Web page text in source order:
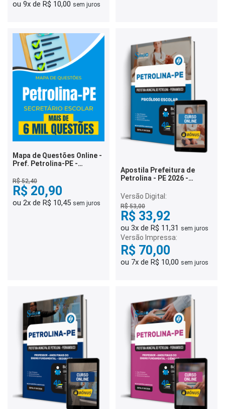
ou 9x de R$ 10,00 sem juros
Mapa de Questões Online -
Pref. Petrolina-PE -
Questões
R$ 52,40
R$ 20,90
ou 2x de R$ 10,45 sem juros
Apostila Prefeitura de
Petrolina - PE 2026 -
Versão Digital:
R$ 53,00
R$ 33,92
ou 3x de R$ 11,31 sem juros
Versão Impressa:
R$ 70,00
ou 7x de R$ 10,00 sem juros